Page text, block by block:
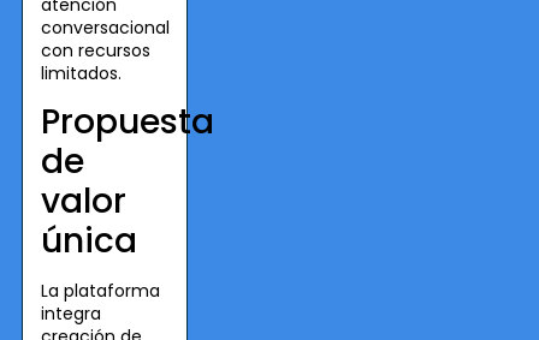
atención
conversacional
con recursos
limitados.
Propuesta
de
valor
única
La plataforma
integra